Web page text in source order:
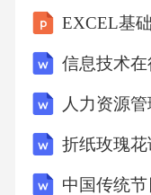
EXCEL基
信息技术
人力资源
折纸玫瑰
中国传统